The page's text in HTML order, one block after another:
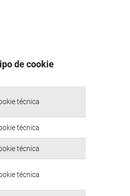
de cookie
técnica
técnica
técnica
técnica